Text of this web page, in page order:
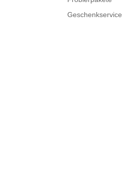
Geschenkservice